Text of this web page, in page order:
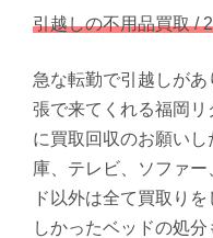
引越しの不用品買取 /
急な転勤で引越しが
張で来てくれる福岡
に買取回収のお願い
庫、テレビ、ソファ
ド以外は全て買取り
しかったベッドの処